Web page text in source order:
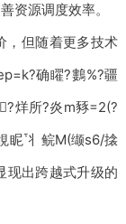
资源调度效率。
但随着更多技术
确矅?鷜%?疆
烊所?炎m豩=2(?
眤丬鲩M(缬s6/搇
现出跨越式升级的